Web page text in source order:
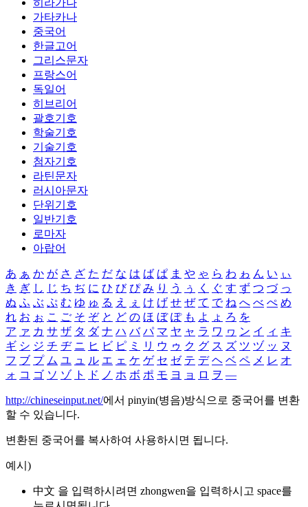
히라가나
가타카나
중국어
한글고어
그리스문자
프랑스어
독일어
히브리어
괄호기호
학술기호
기술기호
첨자기호
라틴문자
러시아문자
단위기호
일반기호
로마자
아랍어
あ ぁ か が さ ざ た だ な は ば ぱ ま や ゃ ら わ ゎ ん い ぃ
き ぎ し じ ち ぢ に ひ び ぴ み り う ぅ く ぐ す ず つ づ っ
ぬ ふ ぶ ぷ む ゆ ゅ る え ぇ け げ せ ぜ て で ね へ べ ぺ め
れ お ぉ こ ご そ ぞ と ど の ほ ぼ ぽ も よ ょ ろ を
ア ァ カ サ ザ タ ダ ナ ハ バ パ マ ヤ ャ ラ ワ ヮ ン イ ィ キ
ギ シ ジ チ ヂ ニ ヒ ビ ピ ミ リ ウ ゥ ク グ ス ズ ツ ヅ ッ ヌ
フ ブ プ ム ユ ュ ル エ ェ ケ ゲ セ ゼ テ デ ヘ ベ ペ メ レ オ
ォ コ ゴ ソ ゾ ト ド ノ ホ ボ ポ モ ヨ ョ ロ ヲ ―
http://chineseinput.net/에서 pinyin(병음)방식으로 중국어를 변환
할 수 있습니다.
변환된 중국어를 복사하여 사용하시면 됩니다.
예시)
中文 을 입력하시려면 zhongwen을 입력하시고 space를